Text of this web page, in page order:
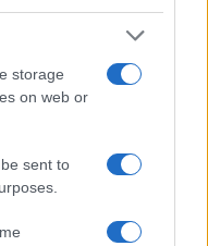
storage
on web or
sent to